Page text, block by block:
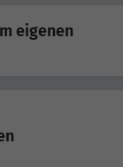
eigenen